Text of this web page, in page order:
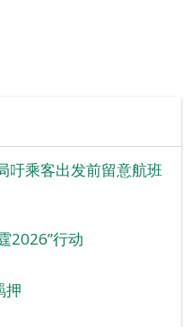
吁乘客出发前留意航班
2026”行动
押